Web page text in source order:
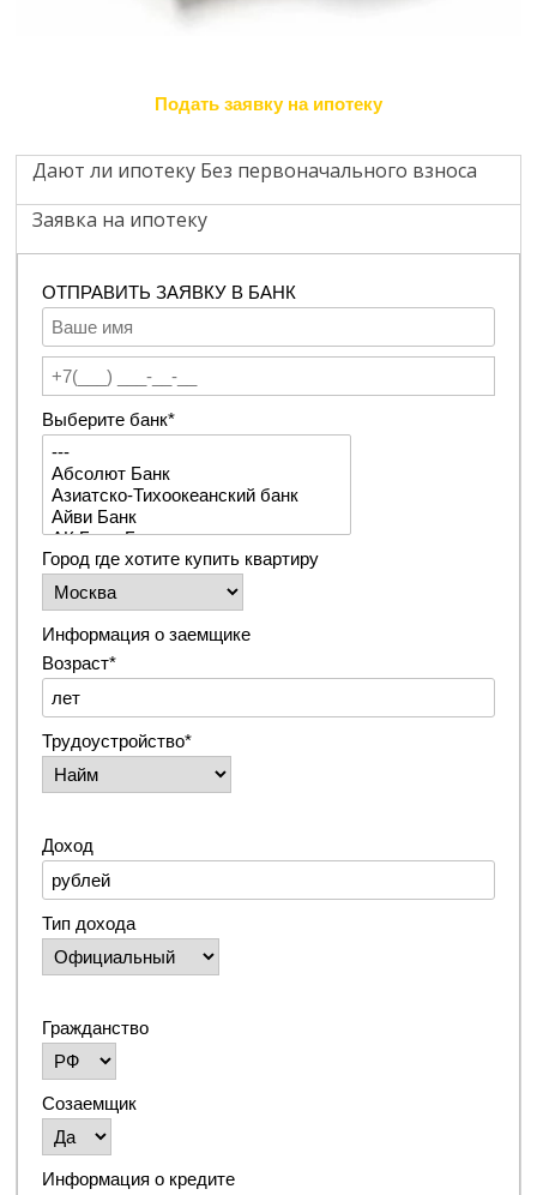
Подать заявку на ипотеку
Дают ли ипотеку Без первоначального взноса
Заявка на ипотеку
ОТПРАВИТЬ ЗАЯВКУ В БАНК
Выберите банк*
Город где хотите купить квартиру
Информация о заемщике
Возраст*
Трудоустройство*
Доход
Тип дохода
Гражданство
Созаемщик
Информация о кредите